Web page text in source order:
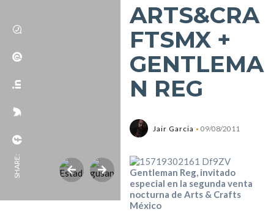
SHARE:
ARTS&CRA
FTSMX +
GENTLEMA
N REG
Jair Garcia 09/08/2011
Gentleman Reg, invitado
especial en la segunda venta
nocturna de Arts & Crafts
México